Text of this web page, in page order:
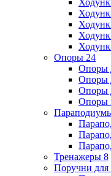
Опоры 24
Опоры
Опоры
Опоры
Опоры
Тренажеры 8
Поручни для